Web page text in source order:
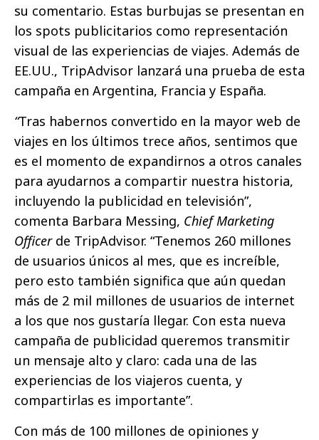
su comentario. Estas burbujas se presentan en
los spots publicitarios como representación
visual de las experiencias de viajes. Además de
EE.UU., TripAdvisor lanzará una prueba de esta
campaña en Argentina, Francia y España.
“Tras habernos convertido en la mayor web de
viajes en los últimos trece años, sentimos que
es el momento de expandirnos a otros canales
para ayudarnos a compartir nuestra historia,
incluyendo la publicidad en televisión”,
comenta Barbara Messing, Chief Marketing
Officerde TripAdvisor. “Tenemos 260 millones
de usuarios únicos al mes, que es increíble,
pero esto también significa que aún quedan
más de 2 mil millones de usuarios de internet
a los que nos gustaría llegar. Con esta nueva
campaña de publicidad queremos transmitir
un mensaje alto y claro: cada una de las
experiencias de los viajeros cuenta, y
compartirlas es importante”.
Con más de 100 millones de opiniones y